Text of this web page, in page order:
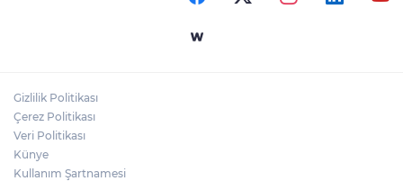
Gizlilik Politikası
Çerez Politikası
Veri Politikası
Künye
Kullanım Şartnamesi